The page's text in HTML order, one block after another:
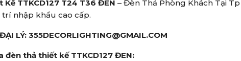
Kế TTKCD127 T24 T36 ĐEN – Đèn Thả Phòng Khách Tại Tp
nhập khẩu cao cấp.
LÝ: 355DECORLIGHTING@GMAIL.COM
đèn thả thiết kế TTKCD127 ĐEN: